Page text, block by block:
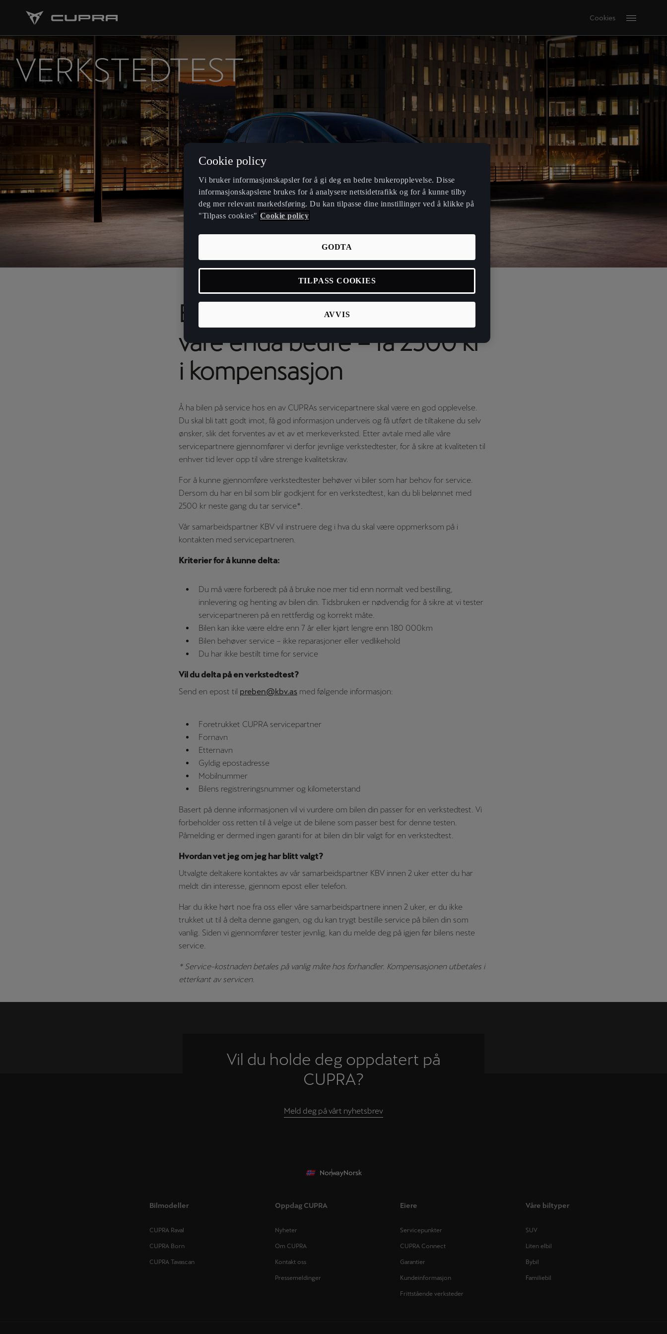
Cookies
VERKSTEDTEST
Bidra til å gjøre verkstedene
våre enda bedre – få 2500 kr
i kompensasjon
Å ha bilen på service hos en av CUPRAs servicepartnere skal være en god opplevelse.
Du skal bli tatt godt imot, få god informasjon underveis og få utført de tiltakene du selv
ønsker, slik det forventes av et av et merkeverksted. Etter avtale med alle våre
servicepartnere gjennomfører vi derfor jevnlige verkstedtester, for å sikre at kvaliteten til
enhver tid lever opp til våre strenge kvalitetskrav.
For å kunne gjennomføre verkstedtester behøver vi biler som har behov for service.
Dersom du har en bil som blir godkjent for en verkstedtest, kan du bli belønnet med
2500 kr neste gang du tar service*.
Vår samarbeidspartner KBV vil instruere deg i hva du skal være oppmerksom på i
kontakten med servicepartneren.
Kriterier for å kunne delta:
Du må være forberedt på å bruke noe mer tid enn normalt ved bestilling,
innlevering og henting av bilen din. Tidsbruken er nødvendig for å sikre at vi tester
servicepartneren på en rettferdig og korrekt måte.
Bilen kan ikke være eldre enn 7 år eller kjørt lengre enn 180 000km
Bilen behøver service – ikke reparasjoner eller vedlikehold
Du har ikke bestilt time for service
Vil du delta på en verkstedtest?
Send en epost til preben@kbv.as med følgende informasjon:
Foretrukket CUPRA servicepartner
Fornavn
Etternavn
Gyldig epostadresse
Mobilnummer
Bilens registreringsnummer og kilometerstand
Basert på denne informasjonen vil vi vurdere om bilen din passer for en verkstedtest. Vi
forbeholder oss retten til å velge ut de bilene som passer best for denne testen.
Påmelding er dermed ingen garanti for at bilen din blir valgt for en verkstedtest.
Hvordan vet jeg om jeg har blitt valgt?
Utvalgte deltakere kontaktes av vår samarbeidspartner KBV innen 2 uker etter du har
meldt din interesse, gjennom epost eller telefon.
Har du ikke hørt noe fra oss eller våre samarbeidspartnere innen 2 uker, er du ikke
trukket ut til å delta denne gangen, og du kan trygt bestille service på bilen din som
vanlig. Siden vi gjennomfører tester jevnlig, kan du melde deg på igjen før bilens neste
service.
* Service-kostnaden betales på vanlig måte hos forhandler. Kompensasjonen utbetales i
etterkant av servicen.
Vil du holde deg oppdatert på
CUPRA?
Meld deg på vårt nyhetsbrev
NorwayNorsk
Bilmodeller
CUPRA Raval
CUPRA Born
CUPRA Tavascan
Oppdag CUPRA
Nyheter
Om CUPRA
Kontakt oss
Pressemeldinger
Eiere
Servicepunkter
CUPRA Connect
Garantier
Kundeinformasjon
Frittstående verksteder
Våre biltyper
SUV
Liten elbil
Bybil
Familiebil
Cookie policy
Vi bruker informasjonskapsler for å gi deg en bedre brukeropplevelse. Disse
informasjonskapslene brukes for å analysere nettsidetrafikk og for å kunne tilby
deg mer relevant markedsføring. Du kan tilpasse dine innstillinger ved å klikke på
"Tilpass cookies" Cookie policy
AVVIS
GODTA
TILPASS COOKIES